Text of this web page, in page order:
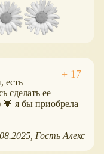
есть
сделать ее
я бы приобрела
Гость Алекс